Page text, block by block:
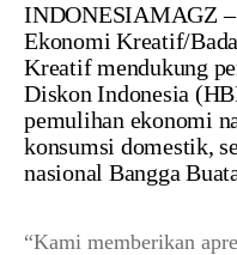
INDONESIAMAGZ –
Ekonomi Kreatif/
Kreatif mendukung
Diskon Indonesia
pemulihan ekonomi
konsumsi domestik,
nasional Bangga
“Kami memberikan